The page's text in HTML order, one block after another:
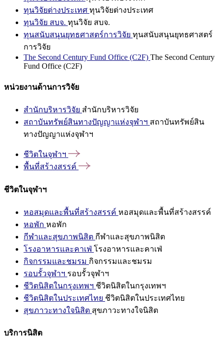
ทุนวิจัยต่างประเทศ ทุนวิจัยต่างประเทศ
ทุนวิจัย สบจ. ทุนวิจัย สบจ.
ทุนสนับสนุนยุทธศาสตร์การวิจัย ทุนสนับสนุนยุทธศาสตร์
การวิจัย
The Second Century Fund Office (C2F) The Second Century
Fund Office (C2F)
หน่วยงานด้านการวิจัย
สำนักบริหารวิจัย สำนักบริหารวิจัย
สถาบันทรัพย์สินทางปัญญาแห่งจุฬาฯ สถาบันทรัพย์สิน
ทางปัญญาแห่งจุฬาฯ
ชีวิตในจุฬาฯ
พื้นที่สร้างสรรค์
ชีวิตในจุฬาฯ
หอสมุดและพื้นที่สร้างสรรค์ หอสมุดและพื้นที่สร้างสรรค์
หอพัก หอพัก
กีฬาและสุขภาพนิสิต กีฬาและสุขภาพนิสิต
โรงอาหารและคาเฟ่ โรงอาหารและคาเฟ่
กิจกรรมและชมรม กิจกรรมและชมรม
รอบรั้วจุฬาฯ รอบรั้วจุฬาฯ
ชีวิตนิสิตในกรุงเทพฯ ชีวิตนิสิตในกรุงเทพฯ
ชีวิตนิสิตในประเทศไทย ชีวิตนิสิตในประเทศไทย
สุขภาวะทางใจนิสิต สุขภาวะทางใจนิสิต
บริการนิสิต